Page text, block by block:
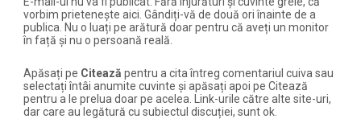
vorbim prietenește aici. Gândiți-vă de două ori înainte de a
publica. Nu o luați pe arătură doar pentru că aveți un monitor
în față și nu o persoană reală.
Apăsați pe Citează pentru a cita întreg comentariul cuiva sau
selectați întâi anumite cuvinte și apăsați apoi pe Citează
pentru a le prelua doar pe acelea. Link-urile către alte site-uri,
dar care au legătură cu subiectul discuției, sunt ok.